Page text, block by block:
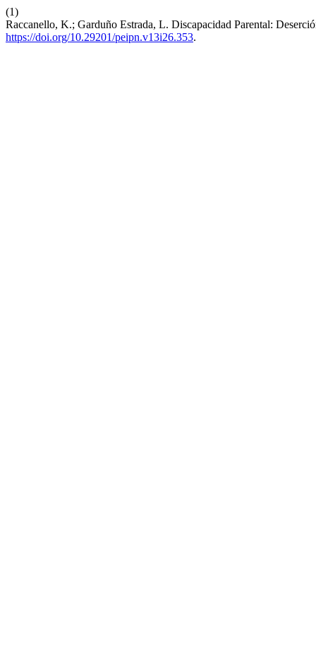
(1)
Raccanello, K.; Garduño Estrada, L. Discapacidad Parental:
https://doi.org/10.29201/peipn.v13i26.353.